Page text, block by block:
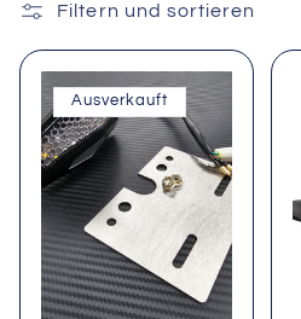
g
o
e
Filtern und sortieren
Ausverkauft